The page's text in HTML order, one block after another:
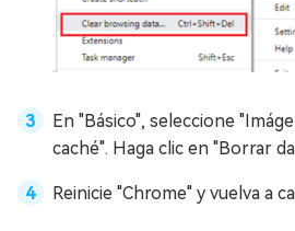
En "Básico", seleccione
caché". Haga clic en "Borrar
Reinicie "Chrome" y vuelva a